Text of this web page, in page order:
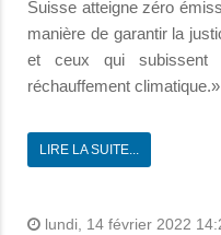
Suisse atteigne zéro
manière de garantir la
et ceux qui subissent
réchauffement climatique.»
LIRE LA SUITE...
lundi, 14 février 2022